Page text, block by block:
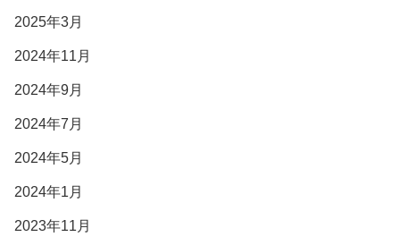
2025年3月
2024年11月
2024年9月
2024年7月
2024年5月
2024年1月
2023年11月